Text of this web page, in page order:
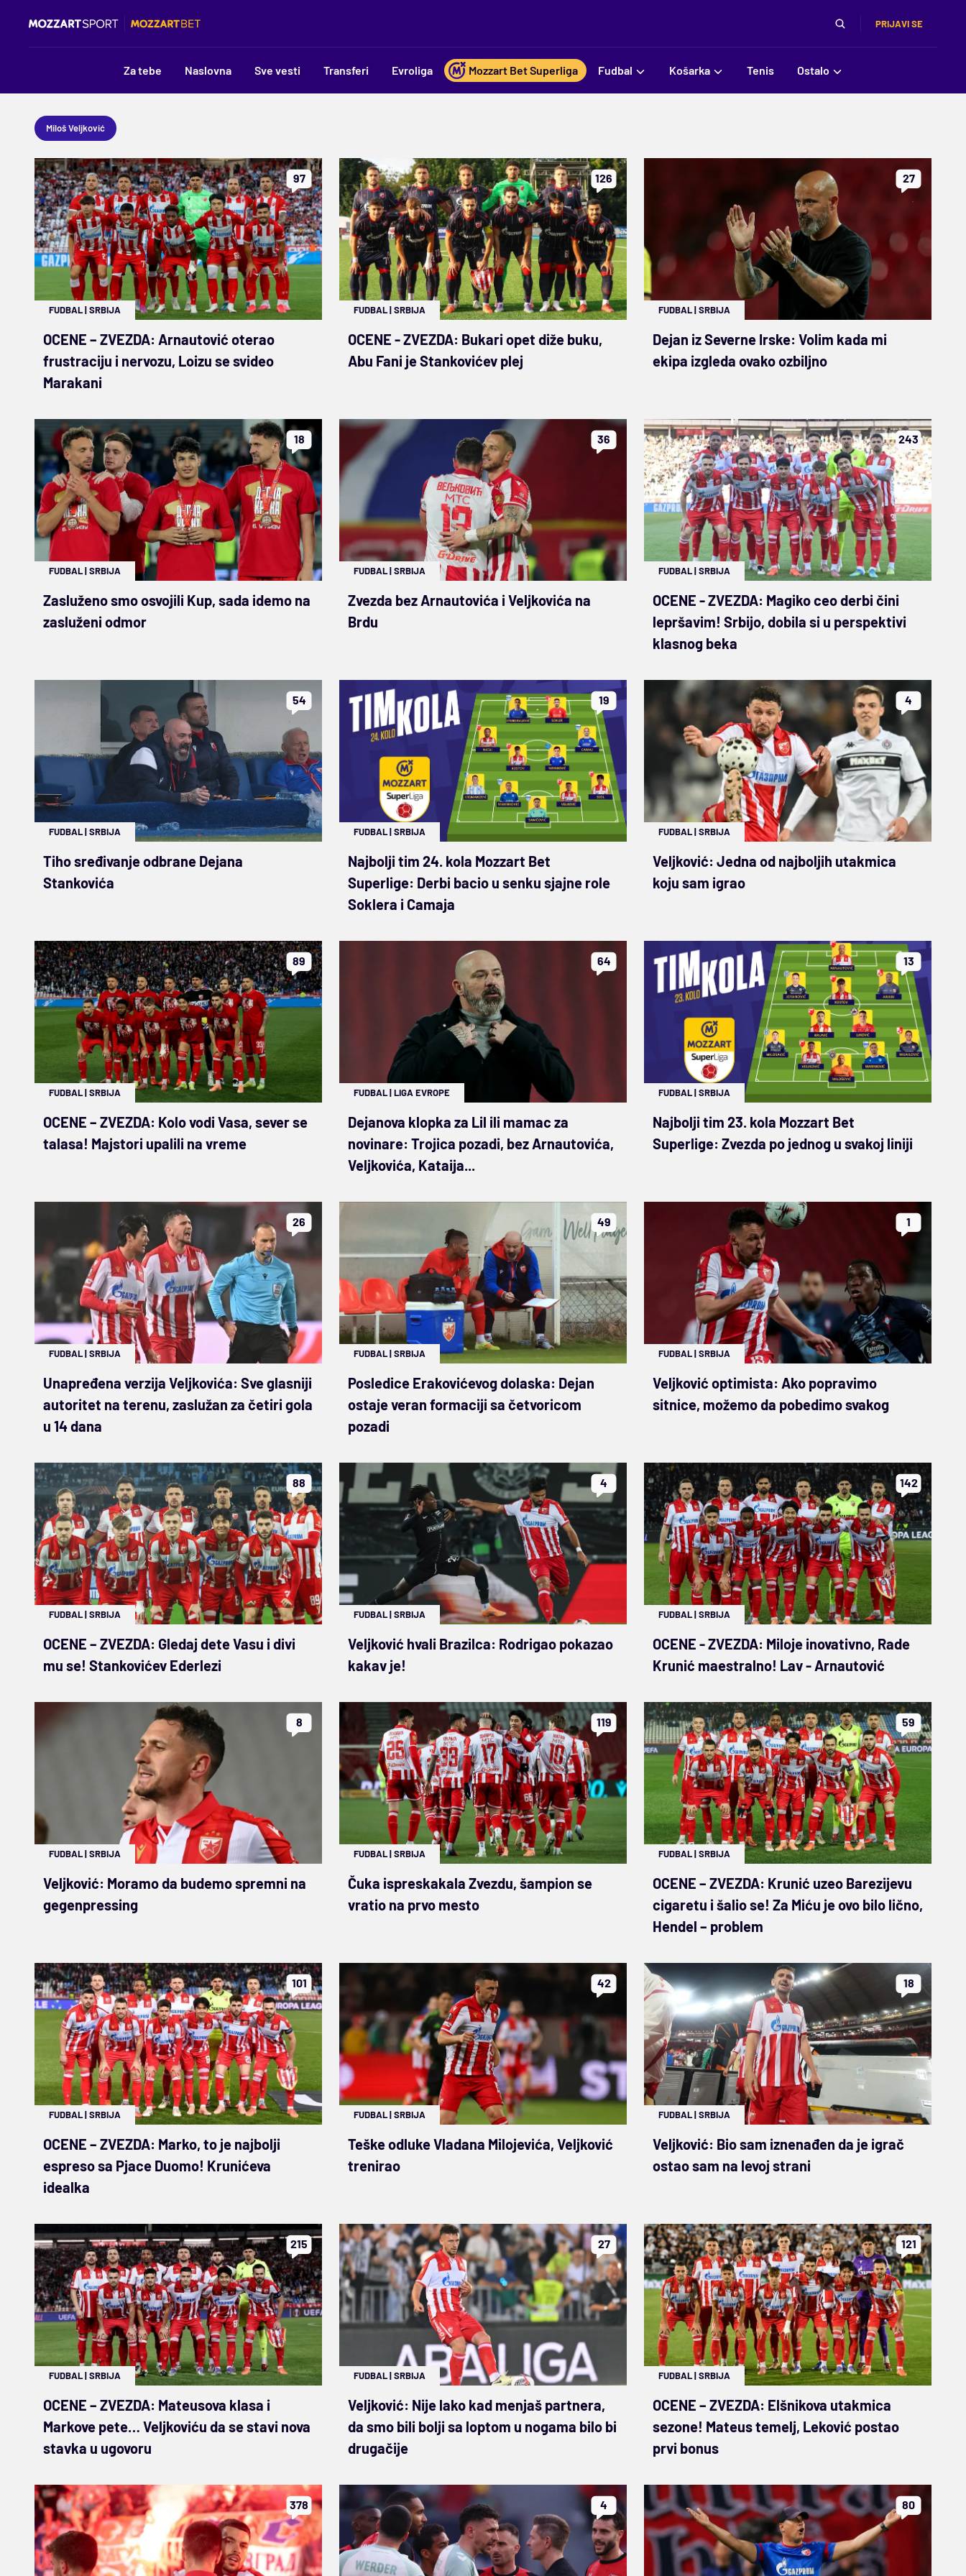
PRIJAVI SE
Za tebe Naslovna Sve vesti Transferi Evroliga Mozzart Bet Superliga Fudbal Košarka Tenis Ostalo
Miloš Veljković
97
FUDBAL|SRBIJA
OCENE – ZVEZDA: Arnautović oterao
frustraciju i nervozu, Loizu se svideo
Marakani
126
FUDBAL|SRBIJA
OCENE - ZVEZDA: Bukari opet diže buku,
Abu Fani je Stankovićev plej
27
FUDBAL|SRBIJA
Dejan iz Severne Irske: Volim kada mi
ekipa izgleda ovako ozbiljno
18
FUDBAL|SRBIJA
Zasluženo smo osvojili Kup, sada idemo na
zasluženi odmor
36
FUDBAL|SRBIJA
Zvezda bez Arnautovića i Veljkovića na
Brdu
243
FUDBAL|SRBIJA
OCENE - ZVEZDA: Magiko ceo derbi čini
lepršavim! Srbijo, dobila si u perspektivi
klasnog beka
54
FUDBAL|SRBIJA
Tiho sređivanje odbrane Dejana
Stankovića
19
FUDBAL|SRBIJA
Najbolji tim 24. kola Mozzart Bet
Superlige: Derbi bacio u senku sjajne role
Soklera i Camaja
4
FUDBAL|SRBIJA
Veljković: Jedna od najboljih utakmica
koju sam igrao
89
FUDBAL|SRBIJA
OCENE – ZVEZDA: Kolo vodi Vasa, sever se
talasa! Majstori upalili na vreme
64
FUDBAL|LIGA EVROPE
Dejanova klopka za Lil ili mamac za
novinare: Trojica pozadi, bez Arnautovića,
Veljkovića, Kataija...
13
FUDBAL|SRBIJA
Najbolji tim 23. kola Mozzart Bet
Superlige: Zvezda po jednog u svakoj liniji
26
FUDBAL|SRBIJA
Unapređena verzija Veljkovića: Sve glasniji
autoritet na terenu, zaslužan za četiri gola
u 14 dana
49
FUDBAL|SRBIJA
Posledice Erakovićevog dolaska: Dejan
ostaje veran formaciji sa četvoricom
pozadi
1
FUDBAL|SRBIJA
Veljković optimista: Ako popravimo
sitnice, možemo da pobedimo svakog
88
FUDBAL|SRBIJA
OCENE – ZVEZDA: Gledaj dete Vasu i divi
mu se! Stankovićev Ederlezi
4
FUDBAL|SRBIJA
Veljković hvali Brazilca: Rodrigao pokazao
kakav je!
142
FUDBAL|SRBIJA
OCENE - ZVEZDA: Miloje inovativno, Rade
Krunić maestralno! Lav - Arnautović
8
FUDBAL|SRBIJA
Veljković: Moramo da budemo spremni na
gegenpressing
119
FUDBAL|SRBIJA
Čuka ispreskakala Zvezdu, šampion se
vratio na prvo mesto
59
FUDBAL|SRBIJA
OCENE – ZVEZDA: Krunić uzeo Barezijevu
cigaretu i šalio se! Za Miću je ovo bilo lično,
Hendel – problem
101
FUDBAL|SRBIJA
OCENE – ZVEZDA: Marko, to je najbolji
espreso sa Pjace Duomo! Krunićeva
idealka
42
FUDBAL|SRBIJA
Teške odluke Vladana Milojevića, Veljković
trenirao
18
FUDBAL|SRBIJA
Veljković: Bio sam iznenađen da je igrač
ostao sam na levoj strani
215
FUDBAL|SRBIJA
OCENE – ZVEZDA: Mateusova klasa i
Markove pete… Veljkoviću da se stavi nova
stavka u ugovoru
27
FUDBAL|SRBIJA
Veljković: Nije lako kad menjaš partnera,
da smo bili bolji sa loptom u nogama bilo bi
drugačije
121
FUDBAL|SRBIJA
OCENE – ZVEZDA: Elšnikova utakmica
sezone! Mateus temelj, Leković postao
prvi bonus
378 4 80